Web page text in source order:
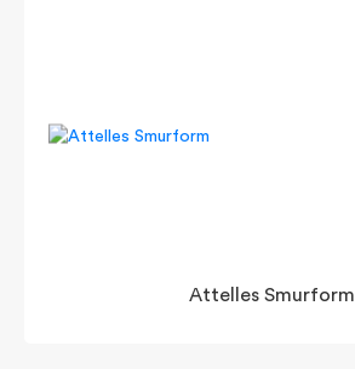
Attelles Smurform